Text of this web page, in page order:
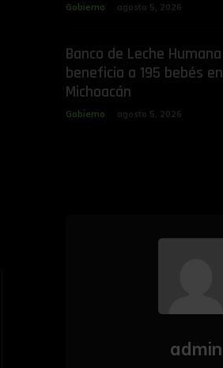
Gobierno agosto 5, 2026
Banco de Leche Humana
beneficia a 195 bebés en
Michoacán
Gobierno agosto 5, 2026
admin